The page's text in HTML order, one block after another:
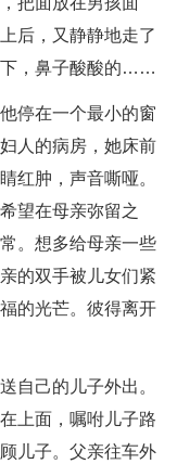
后，又静静地走了
下，鼻子酸酸的……
停在一个最小的窗
人的病房，她床前
红肿，声音嘶哑。
望在母亲弥留之
。想多给母亲一些
的双手被儿女们紧
的光芒。彼得离开
自己的儿子外出。
上面，嘱咐儿子路
儿子。父亲往车外